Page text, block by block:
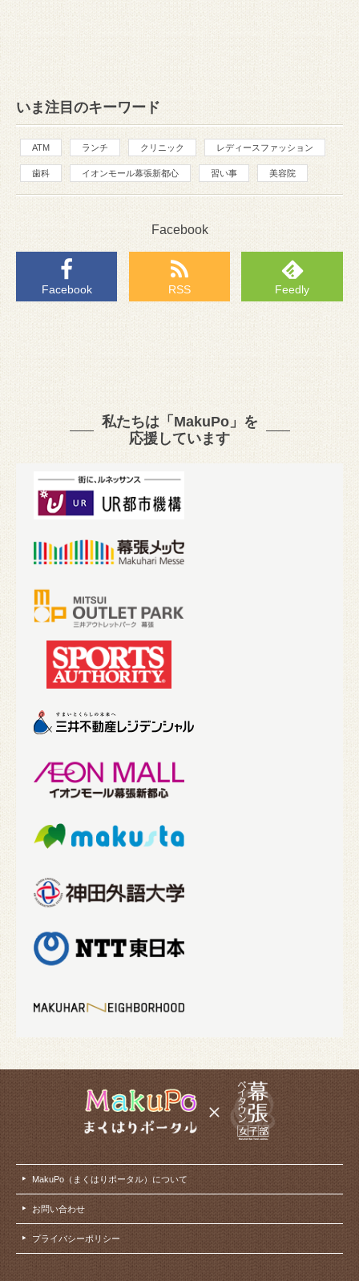
いま注目のキーワード
ATM ランチ クリニック レディースファッション
歯科 イオンモール幕張新都心 習い事 美容院
Facebook
Facebook RSS Feedly
私たちは「MakuPo」を
応援しています
MakuPo（まくはりポータル）について
お問い合わせ
プライバシーポリシー